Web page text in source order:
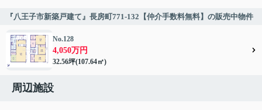
『八王子市新築戸建て』長房町771-132【仲介手数料無料】の販売中物件
No.128
4,050万円
32.56坪(107.64㎡)
周辺施設